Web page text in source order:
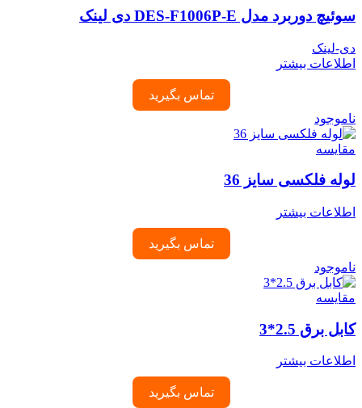
سوئیچ دوربرد مدل DES-F1006P-E دی لینک
دی-لینک
اطلاعات بیشتر
تماس بگیرید
ناموجود
مقایسه
لوله فلکسی سایز 36
اطلاعات بیشتر
تماس بگیرید
ناموجود
مقایسه
کابل برق 2.5*3
اطلاعات بیشتر
تماس بگیرید